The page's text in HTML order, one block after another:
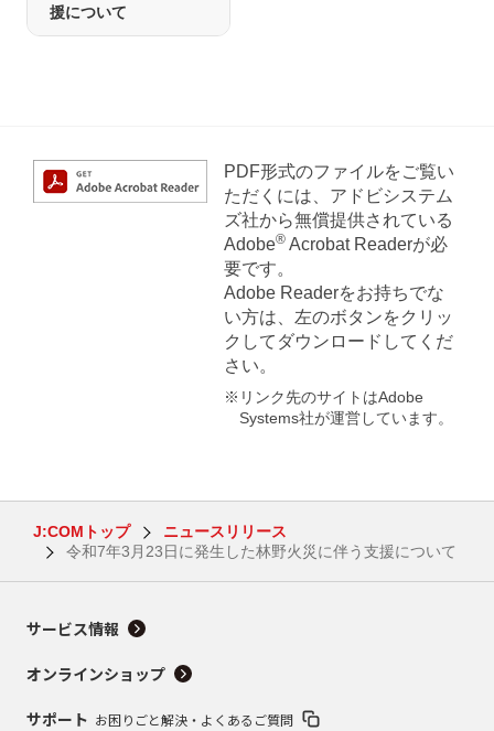
援について
PDF形式のファイルをご覧い
ただくには、アドビシステム
ズ社から無償提供されている
Adobe®Acrobat Readerが必
要です。
Adobe Readerをお持ちでな
い方は、左のボタンをクリッ
クしてダウンロードしてくだ
さい。
※リンク先のサイトはAdobe
Systems社が運営しています。
J:COMトップ
ニュースリリース
令和7年3月23日に発生した林野火災に伴う支援について
サービス情報
オンラインショップ
サポート お困りごと解決・よくあるご質問